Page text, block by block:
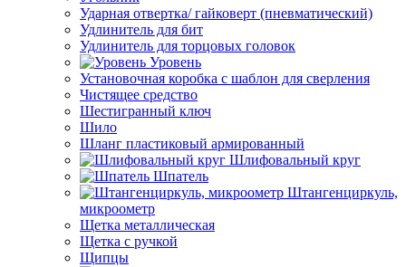
Ударная отвертка/ гайковерт (пневматический)
Удлинитель для бит
Удлинитель для торцовых головок
Уровень
Установочная коробка с шаблон для сверления
Чистящее средство
Шестигранный ключ
Шило
Шланг пластиковый армированный
Шлифовальный круг
Шпатель
Штангенциркуль,
микроометр
Щетка металлическая
Щетка с ручкой
Щипцы